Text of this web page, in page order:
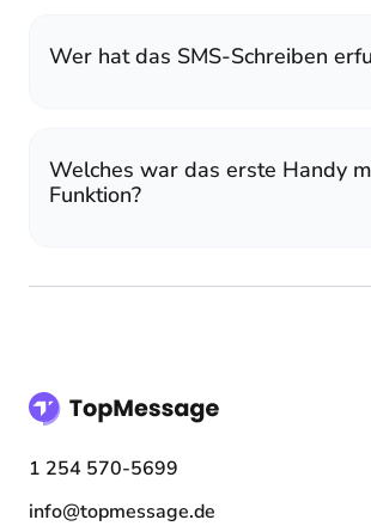
Wer hat das SMS-Schreiben
Welches war das erste Handy
Funktion?
1 254 570-5699
info@topmessage.de